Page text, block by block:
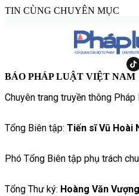
TIN CÙNG CHUYÊN MỤC
BÁO PHÁP LUẬT VIỆT NAM
Chuyên trang truyền thông
Tổng Biên tập: Tiến sĩ Vũ Hoài
Phó Tổng Biên tập phụ trách
Tổng Thư ký: Hoàng Văn Vượng